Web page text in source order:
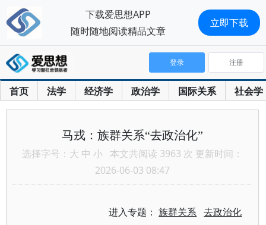
首页 法学 经济学 政治学 国际关系 社会学
登录 注册
马戎：族群关系“去政治化”
选择字号： 大 中 小 本文共阅读 3963 次 更新时间：
2026-06-03 08:47
进入专题：族群关系 去政治化
下载爱思想APP
随时随地阅读精品文章
立即下载